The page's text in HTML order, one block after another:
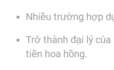
Nhiều trường hợp
Trở thành đại lý
tiền hoa hồng.